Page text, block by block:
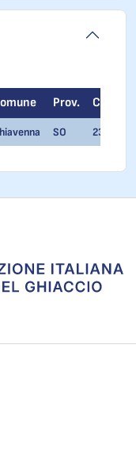
Prov. Cap
SO 23022